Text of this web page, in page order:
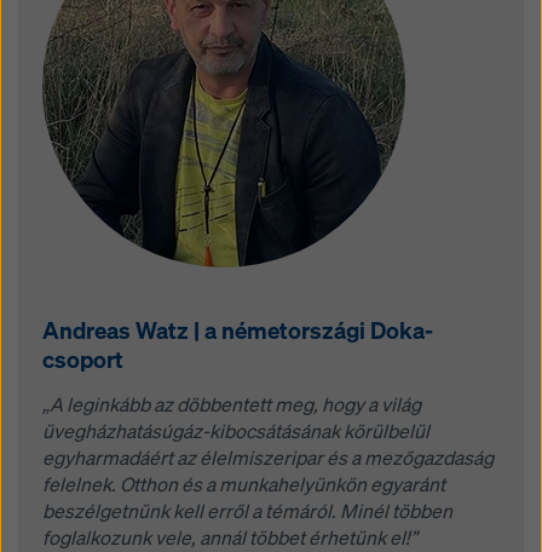
Andreas Watz | a németországi Doka-
csoport
„A leginkább az döbbentett meg, hogy a világ
üvegházhatásúgáz-kibocsátásának körülbelül
egyharmadáért az élelmiszeripar és a mezőgazdaság
felelnek. Otthon és a munkahelyünkön egyaránt
beszélgetnünk kell erről a témáról. Minél többen
foglalkozunk vele, annál többet érhetünk el!”